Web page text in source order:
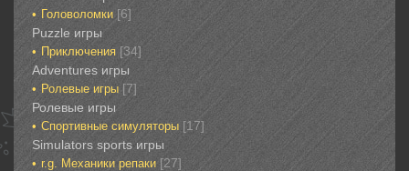
Головоломки‎ [6]
Puzzle игры
Приключения‎ [34]
Adventures игры
Ролевые игры‎ [7]
Ролевые игры‎‎‎‎‎‎
Спортивные‎ симуляторы [17]
Simulators sports игры
r.g. Механики репаки [27]